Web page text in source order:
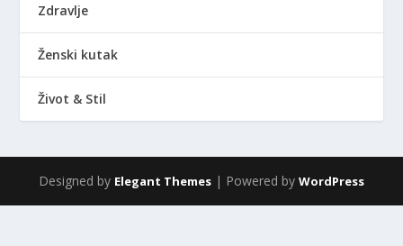
Zdravlje
Ženski kutak
Život & Stil
Designed by Elegant Themes | Powered by WordPress